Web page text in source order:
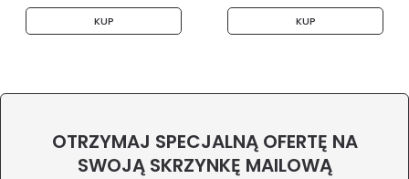
KUP KUP
OTRZYMAJ SPECJALNĄ OFERTĘ NA
SWOJĄ SKRZYNKĘ MAILOWĄ